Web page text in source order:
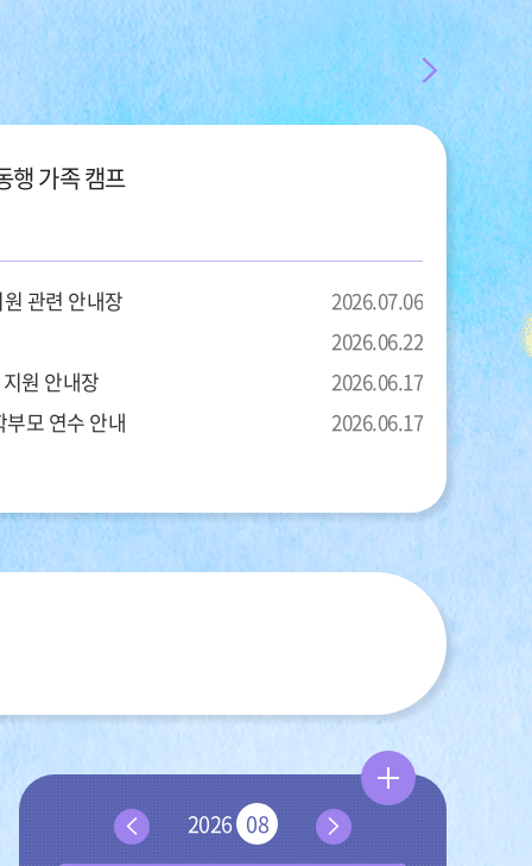
행 가족 캠프
관련 안내장
2026.07.06
2026.06.22
원 안내장
2026.06.17
모 연수 안내
2026.06.17
가
정
통
신
문
더
보
기
이
2026 08
다
더